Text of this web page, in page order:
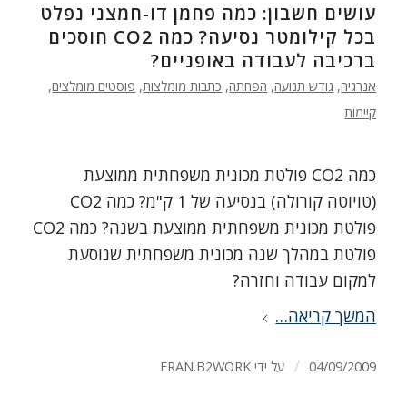
עושים חשבון: כמה פחמן דו-חמצני נפלט
בכל קילומטר נסיעה? כמה CO2 חוסכים
ברכיבה לעבודה באופניים?
אנרגיה, גודש תנועה, הפחתה, כתבות מומלצות, פוסטים מומלצים,
קיימות
כמה CO2 פולטת מכונית משפחתית ממוצעת
(טויוטה קורולה) בנסיעה של 1 ק"מ? כמה CO2
פולטת מכונית משפחתית ממוצעת בשנה? כמה CO2
פולטת במהלך שנה מכונית משפחתית שנוסעת
למקום עבודה וחזרה?
המשך קריאה…
04/09/2009
/ על ידי ERAN.B2WORK